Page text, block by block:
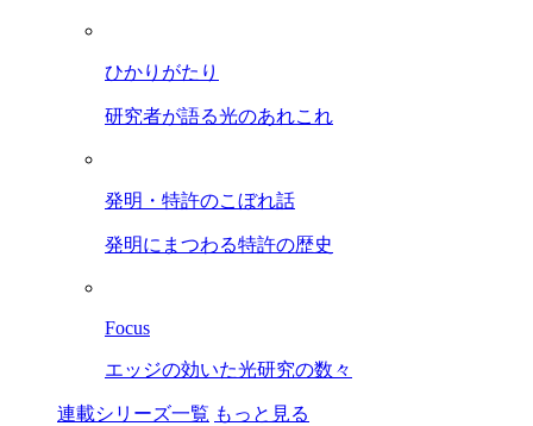
ひかりがたり
研究者が語る光のあれこれ
発明・特許のこぼれ話
発明にまつわる特許の歴史
Focus
エッジの効いた光研究の数々
連載シリーズ一覧 もっと見る